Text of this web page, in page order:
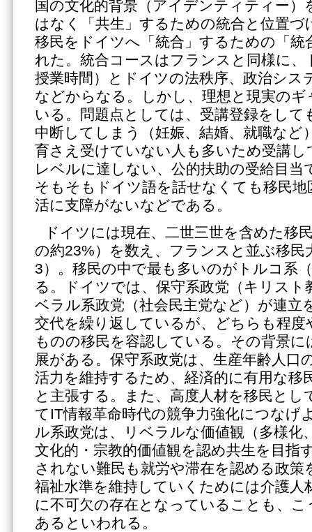
国の文化的背景（アイデンティティー）
はなく「共生」するための統合と位置
移民をドイツへ「統合」するための「統
れた。統合コースはフランスと同様に、
授業時間）とドイツの法秩序、政治シス
などからなる。しかし、理想と現実の
いる。問題点としては、受講登録をして
中断してしまう（妊娠、結婚、就職など
育さえ受けていない人も多いため受講し
レベルに達しない、公的扶助の受給目当
そもそもドイツ語を話せなくても移民
活に支障がないなどである。
ドイツには現在、二世三世を含めた移
の約23%）を数え、フランスと並ぶ移民
3）。移民の中で最も多いのがトルコ系
る。ドイツでは、保守系政党（キリスト
ベラル系政党（社会民主党など）が連立
交代を繰り返しているが、どちらも程
ものの移民を容認している。その背景に
展がある。保守系政党は、生産年齢人口
活力を維持するため、経済的に有用な移
と主張する。また、高度人材を移民とし
てIT情報革命時代の競争力強化につなげ
ル系政党は、リベラルな価値観（多様化
文化的・宗教的価値観を認め共生を目指
されない難民も就労や滞在を認める政策
福祉水準を維持していくためには介護人
に不可欠の存在となっていることも、
あるといわれる。